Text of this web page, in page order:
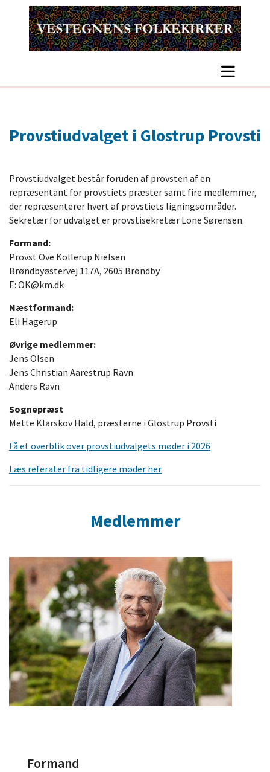
Provstiudvalget i Glostrup Provsti
Provstiudvalget består foruden af provsten af en
repræsentant for provstiets præster samt fire medlemmer,
der repræsenterer hvert af provstiets ligningsområder.
Sekretær for udvalget er provstisekretær Lone Sørensen.
Formand:
Provst Ove Kollerup Nielsen
Brøndbyøstervej 117A, 2605 Brøndby
E: OK@km.dk
Næstformand:
Eli Hagerup
Øvrige medlemmer:
Jens Olsen
Jens Christian Aarestrup Ravn
Anders Ravn
Sognepræst
Mette Klarskov Hald, præsterne i Glostrup Provsti
Få et overblik over provstiudvalgets møder i 2026
Læs referater fra tidligere møder her
Medlemmer
Formand